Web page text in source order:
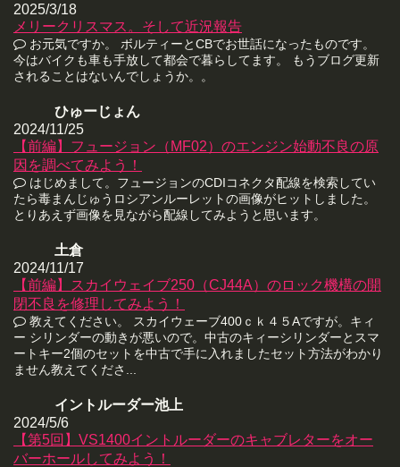
2025/3/18
メリークリスマス。そして近況報告
お元気ですか。 ボルティーとCBでお世話になったものです。
今はバイクも車も手放して都会で暮らしてます。 もうブログ更新
されることはないんでしょうか。。
ひゅーじょん
2024/11/25
【前編】フュージョン（MF02）のエンジン始動不良の原
因を調べてみよう！
はじめまして。フュージョンのCDIコネクタ配線を検索してい
たら毒まんじゅうロシアンルーレットの画像がヒットしました。
とりあえず画像を見ながら配線してみようと思います。
土倉
2024/11/17
【前編】スカイウェイブ250（CJ44A）のロック機構の開
閉不良を修理してみよう！
教えてください。 スカイウェーブ400ｃｋ４５Aですが。キィ
ー シリンダーの動きが悪いので。中古のキィーシリンダーとスマ
ートキー2個のセットを中古で手に入れましたセット方法がわかり
ません教えてくださ...
イントルーダー池上
2024/5/6
【第5回】VS1400イントルーダーのキャブレターをオー
バーホールしてみよう！